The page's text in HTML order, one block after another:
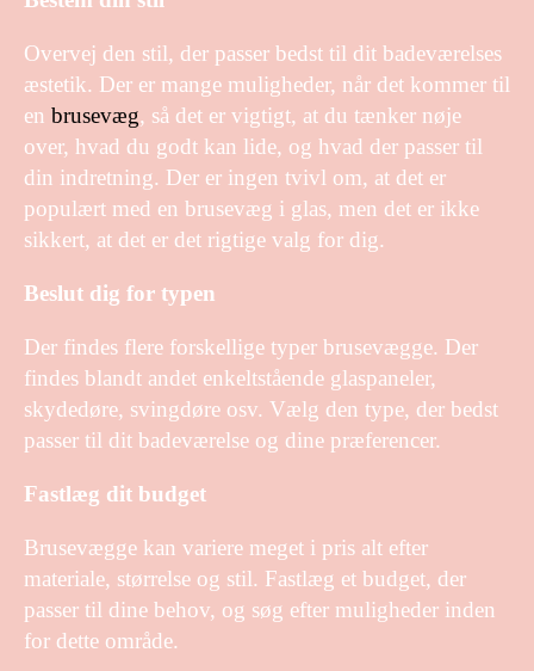
Overvej den stil, der passer bedst til dit badeværelses
æstetik. Der er mange muligheder, når det kommer til
en brusevæg, så det er vigtigt, at du tænker nøje
over, hvad du godt kan lide, og hvad der passer til
din indretning. Der er ingen tvivl om, at det er
populært med en brusevæg i glas, men det er ikke
sikkert, at det er det rigtige valg for dig.
Beslut dig for typen
Der findes flere forskellige typer brusevægge. Der
findes blandt andet enkeltstående glaspaneler,
skydedøre, svingdøre osv. Vælg den type, der bedst
passer til dit badeværelse og dine præferencer.
Fastlæg dit budget
Brusevægge kan variere meget i pris alt efter
materiale, størrelse og stil. Fastlæg et budget, der
passer til dine behov, og søg efter muligheder inden
for dette område.